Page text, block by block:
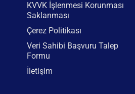
KVVK İşlenmesi Korunması
Saklanması
Çerez Politikası
Veri Sahibi Başvuru Talep
Formu
İletişim